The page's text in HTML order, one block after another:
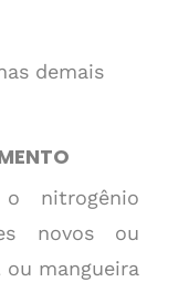
demais
o nitrogênio
novos ou
mangueira